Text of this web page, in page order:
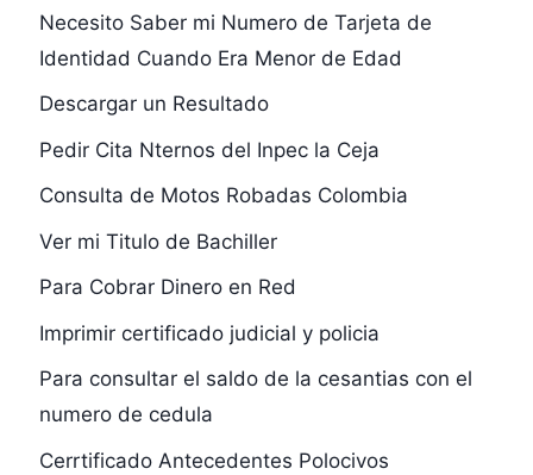
Necesito Saber mi Numero de Tarjeta de
Identidad Cuando Era Menor de Edad
Descargar un Resultado
Pedir Cita Nternos del Inpec la Ceja
Consulta de Motos Robadas Colombia
Ver mi Titulo de Bachiller
Para Cobrar Dinero en Red
Imprimir certificado judicial y policia
Para consultar el saldo de la cesantias con el
numero de cedula
Cerrtificado Antecedentes Polocivos